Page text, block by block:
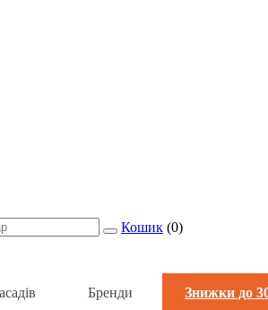
Кошик (0)
Бренди Знижки до